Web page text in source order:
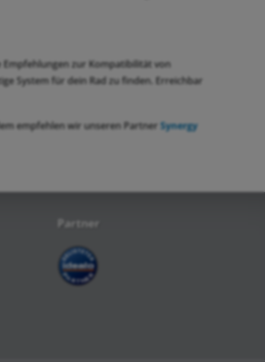
zur Kompatibilität von
System für dein Rad zu finden. Erreichbar
empfehlen wir unseren Partner Synergy
Partner